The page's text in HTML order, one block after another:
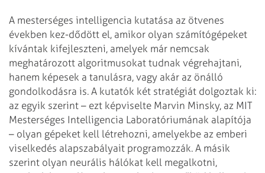
A mesterséges intelligencia kutatása az ötvenes
években kez-dődött el, amikor olyan számítógépeket
kívántak kifejleszteni, amelyek már nemcsak
meghatározott algoritmusokat tudnak végrehajtani,
hanem képesek a tanulásra, vagy akár az önálló
gondolkodásra is. A kutatók két stratégiát dolgoztak ki:
az egyik szerint – ezt képviselte Marvin Minsky, az MIT
Mesterséges Intelligencia Laboratóriumának alapítója
– olyan gépeket kell létrehozni, amelyekbe az emberi
viselkedés alapszabályait programozzák. A másik
szerint olyan neurális hálókat kell megalkotni,